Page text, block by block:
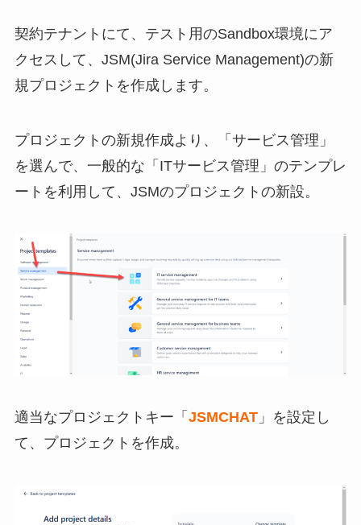
契約テナントにて、テスト用のSandbox環境にア
クセスして、 JSM(Jira Service Management)の新
規プロジェクトを作成します。
プロジェクトの新規作成より、「サービス管理」
を選んで、一般的な「ITサービス管理」のテンプレ
ートを利用して、JSMのプロジェクトの新設。
適当なプロジェクトキー「 JSMCHAT」を設定し
て、プロジェクトを作成。